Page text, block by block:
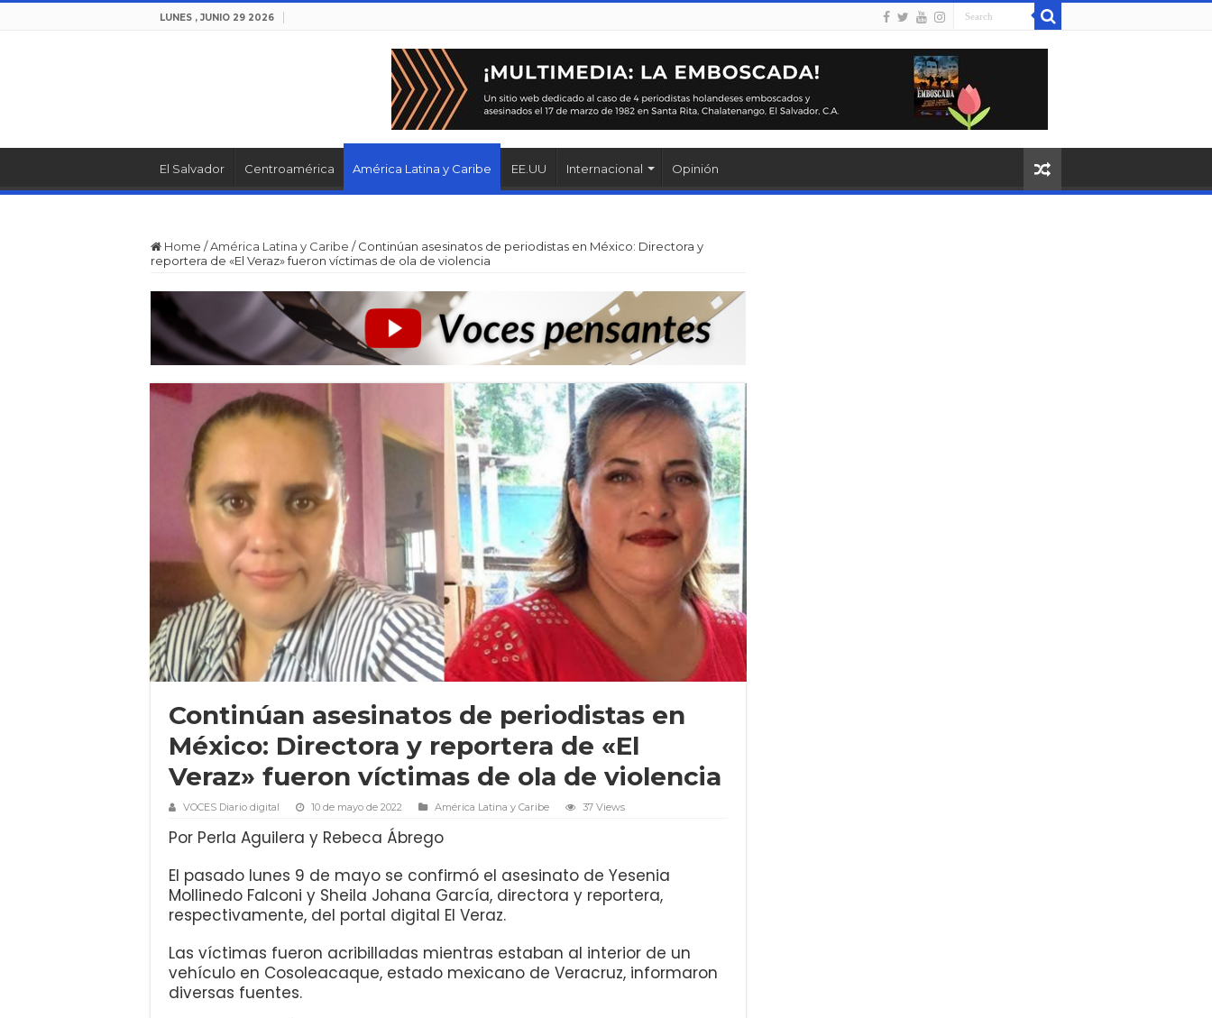
LUNES , JUNIO 29 2026
El Salvador Centroamérica América Latina y Caribe EE.UU Internacional Opinión
Home /América Latina y Caribe / Continúan asesinatos de periodistas en México: Directora y
reportera de «El Veraz» fueron víctimas de ola de violencia
Continúan asesinatos de periodistas en
México: Directora y reportera de «El
Veraz» fueron víctimas de ola de violencia
VOCES Diario digital 10 de mayo de 2022 América Latina y Caribe 37 Views
Por Perla Aguilera y Rebeca Ábrego
El pasado lunes 9 de mayo se confirmó el asesinato de Yesenia
Mollinedo Falconi y Sheila Johana García, directora y reportera,
respectivamente, del portal digital El Veraz.
Las víctimas fueron acribilladas mientras estaban al interior de un
vehículo en Cosoleacaque, estado mexicano de Veracruz, informaron
diversas fuentes.